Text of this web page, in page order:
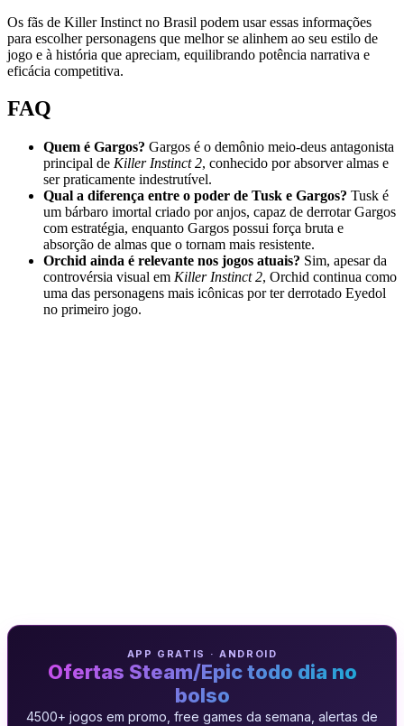
Os fãs de Killer Instinct no Brasil podem usar essas informações
para escolher personagens que melhor se alinhem ao seu estilo de
jogo e à história que apreciam, equilibrando potência narrativa e
eficácia competitiva.
FAQ
Quem é Gargos? Gargos é o demônio meio‑deus antagonista
principal de Killer Instinct 2, conhecido por absorver almas e
ser praticamente indestrutível.
Qual a diferença entre o poder de Tusk e Gargos? Tusk é
um bárbaro imortal criado por anjos, capaz de derrotar Gargos
com estratégia, enquanto Gargos possui força bruta e
absorção de almas que o tornam mais resistente.
Orchid ainda é relevante nos jogos atuais? Sim, apesar da
controvérsia visual em Killer Instinct 2, Orchid continua como
uma das personagens mais icônicas por ter derrotado Eyedol
no primeiro jogo.
APP GRATIS · ANDROID
Ofertas Steam/Epic todo dia no
bolso
4500+ jogos em promo, free games da semana, alertas de